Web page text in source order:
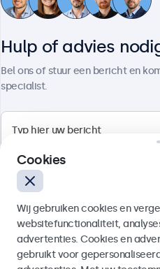
4.8/5 door
Nederlands
Hulp of advies
Bel ons of stuur een bericht en
specialist.
Cookies
Wij gebruiken cookies en
websitefunctionaliteit,
advertenties. Cookies en
gebruikt voor